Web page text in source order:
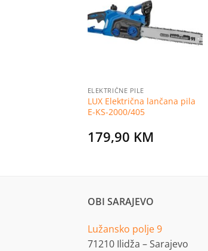
ELEKTRIČNE PILE
LUX Električna lančana pila
E-KS-2000/405
179,90 KM
OBI SARAJEVO
Lužansko polje 9
71210 Ilidža – Sarajevo